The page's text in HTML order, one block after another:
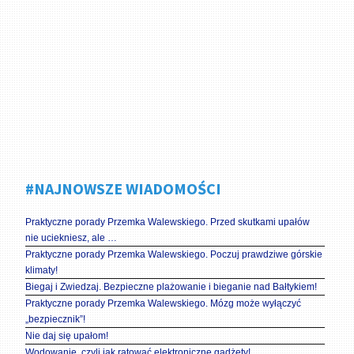
#NAJNOWSZE WIADOMOŚCI
Praktyczne porady Przemka Walewskiego. Przed skutkami upałów
nie uciekniesz, ale …
Praktyczne porady Przemka Walewskiego. Poczuj prawdziwe górskie
klimaty!
Biegaj i Zwiedzaj. Bezpieczne plażowanie i bieganie nad Bałtykiem!
Praktyczne porady Przemka Walewskiego. Mózg może wyłączyć
„bezpiecznik”!
Nie daj się upałom!